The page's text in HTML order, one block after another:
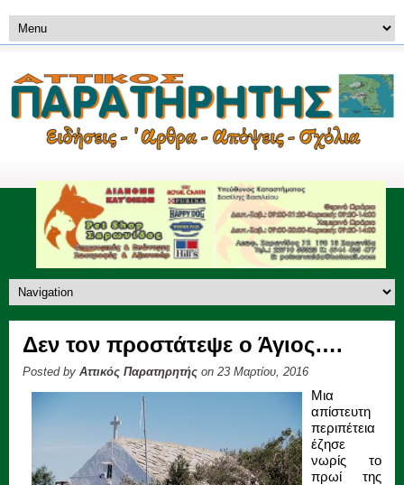
Δεν τον προστάτεψε ο Άγιος….
Posted by Αττικός Παρατηρητής on 23 Μαρτίου, 2016
Μια
απίστευτη
περιπέτεια
έζησε
νωρίς το
πρωί της